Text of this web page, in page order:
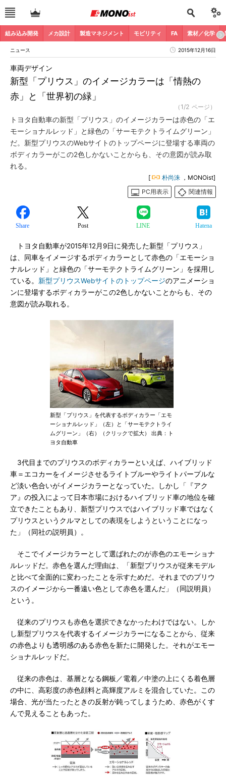
組み込み開発 メカ設計 製造マネジメント モビリティ FA 素材／化学
ニュース 2015年12月16日
新型「プリウス」のイメージカラーは「情熱の
赤」と「世界初の緑」
車両デザイン
（1/2 ページ）
トヨタ自動車の新型「プリウス」のイメージカラーは赤色の「エ
モーショナルレッド」と緑色の「サーモテクトライムグリーン」
だ。新型プリウスのWebサイトのトップページに登場する車両の
ボディカラーがこの2色しかないことからも、その意図が読み取
れる。
[ 朴尚洙 ，MONOist]
PC用表示
関連情報
Share Post LINE Hatena
トヨタ自動車が2015年12月9日に発売した新型「プリウス」
は、同車をイメージするボディカラーとして赤色の「エモーショ
ナルレッド」と緑色の「サーモテクトライムグリーン」を採用し
ている。 新型プリウスWebサイトのトップページのアニメーショ
ンに登場するボディカラーがこの2色しかないことからも、その
意図が読み取れる。
新型「プリウス」を代表するボディカラー「エモ
ーショナルレッド」（左）と「サーモテクトライ
ムグリーン」（右）（クリックで拡大） 出典：ト
ヨタ自動車
3代目までのプリウスのボディカラーといえば、ハイブリッド
車＝エコカーをイメージさせるライトブルーやライトパープルな
ど淡い色合いがイメージカラーとなっていた。しかし「『アク
ア』の投入によって日本市場におけるハイブリッド車の地位を確
立できたこともあり、新型プリウスではハイブリッド車ではなく
プリウスというクルマとしての表現をしようということになっ
た」（同社の説明員）。
そこでイメージカラーとして選ばれたのが赤色のエモーショナ
ルレッドだ。赤色を選んだ理由は、「新型プリウスが従来モデル
と比べて全面的に変わったことを示すためだ。それまでのプリウ
スのイメージから一番遠い色として赤色を選んだ」（同説明員）
という。
従来のプリウスも赤色を選択できなかったわけではない。しか
し新型プリウスを代表するイメージカラーになることから、従来
の赤色よりも透明感のある赤色を新たに開発した。それがエモー
ショナルレッドだ。
従来の赤色は、基層となる鋼板／電着／中塗の上にくる着色層
の中に、高彩度の赤色顔料と高輝度アルミを混合していた。この
場合、光が当たったときの反射が鈍ってしまうため、赤色がくす
んで見えることもあった。